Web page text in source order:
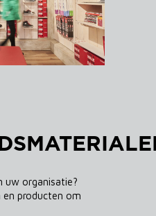
uw organisatie?
en producten om